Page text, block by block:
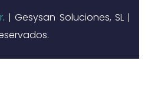
. | Gesysan Soluciones, SL |